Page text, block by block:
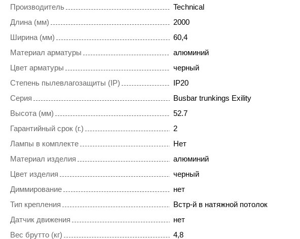
Производитель
Technical
Длина (мм)
2000
Ширина (мм)
60,4
Материал арматуры
алюминий
Цвет арматуры
черный
Степень пылевлагозащиты (IP)
IP20
Серия
Busbar trunkings Exility
Высота (мм)
52.7
Гарантийный срок (г.)
2
Лампы в комплекте
Нет
Материал изделия
алюминий
Цвет изделия
черный
Диммирование
нет
Тип крепления
Встр-й в натяжной потолок
Датчик движения
нет
Вес брутто (кг)
4,8